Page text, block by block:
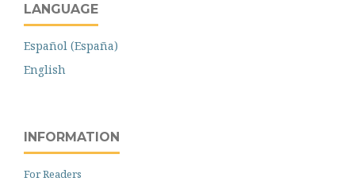
LANGUAGE
Español (España)
English
INFORMATION
For Readers